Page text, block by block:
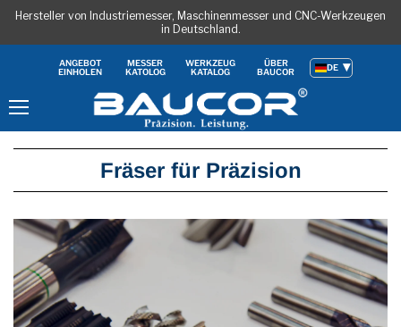
Hersteller von Industriemesser, Maschinenmesser und CNC-Werkzeugen
in Deutschland.
ANGEBOT
EINHOLEN
MESSER
KATOLOG
WERKZEUG
KATALOG
ÜBER
BAUCOR
DE
Fräser für Präzision